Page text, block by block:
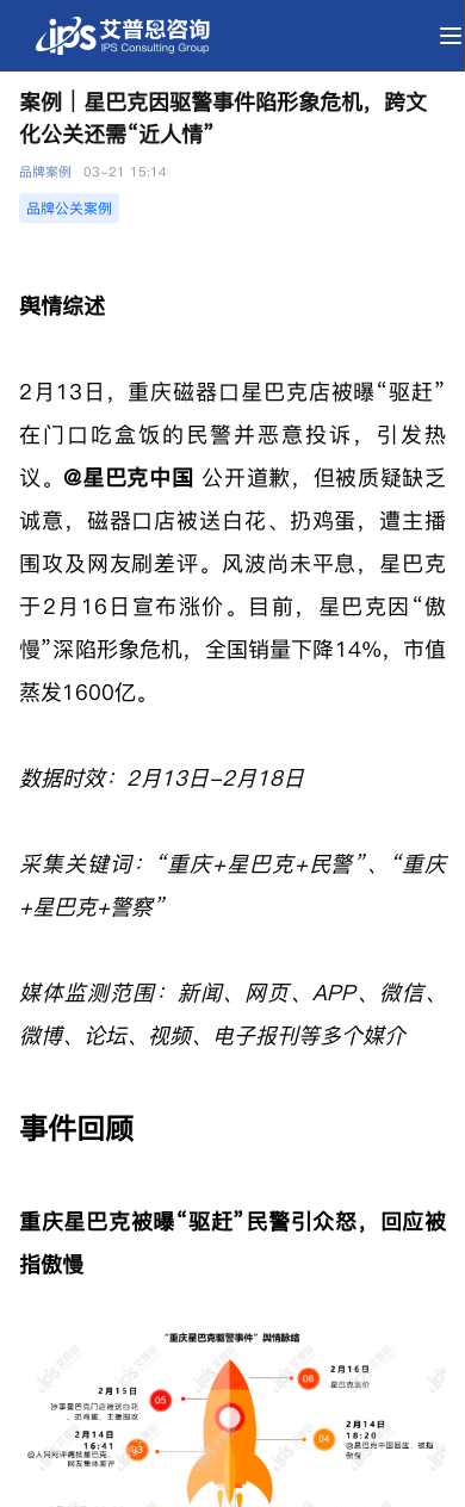
案例｜星巴克因驱警事件陷形象危机，跨文
化公关还需“近人情”
品牌公关案例
舆情综述
2月13日，重庆磁器口星巴克店被曝“驱赶”
在门口吃盒饭的民警并恶意投诉，引发热
议。 @星巴克中国 公开道歉，但被质疑缺乏
诚意，磁器口店被送白花、扔鸡蛋，遭主播
围攻及网友刷差评。风波尚未平息，星巴克
于2月16日宣布涨价。目前，星巴克因“傲
慢”深陷形象危机，全国销量下降14%，市值
蒸发1600亿。
数据时效：2月13日-2月18日
采集关键词：“重庆+星巴克+民警”、“重庆
+星巴克+警察”
媒体监测范围：新闻、网页、APP、微信、
微博、论坛、视频、电子报刊等多个媒介
事件回顾
重庆星巴克被曝“驱赶”民警引众怒，回应被
指傲慢